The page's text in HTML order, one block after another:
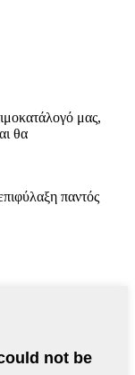
μας,
θα
παντός